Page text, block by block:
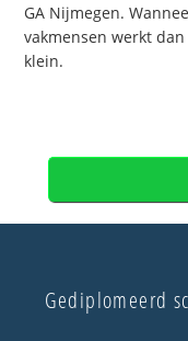
GA Nijmegen.
vakmensen werkt
klein.
Gediplomeerd